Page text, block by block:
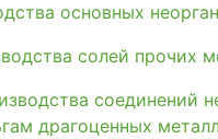
основных
солей прочих
соединений
драгоценных